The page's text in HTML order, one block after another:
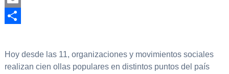
Email
Hoy desde las 11, organizaciones y movimientos sociales
realizan cien ollas populares en distintos puntos del país